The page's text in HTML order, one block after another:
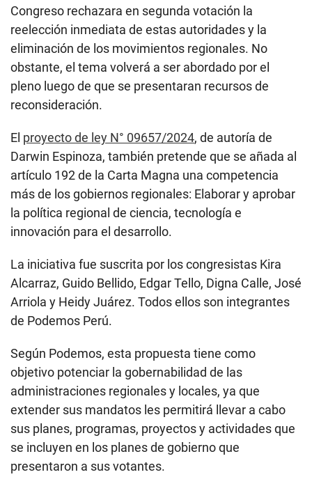
Congreso rechazara en segunda votación la
reelección inmediata de estas autoridades y la
eliminación de los movimientos regionales. No
obstante, el tema volverá a ser abordado por el
pleno luego de que se presentaran recursos de
reconsideración.
El proyecto de ley N° 09657/2024, de autoría de
Darwin Espinoza, también pretende que se añada al
artículo 192 de la Carta Magna una competencia
más de los gobiernos regionales: Elaborar y aprobar
la política regional de ciencia, tecnología e
innovación para el desarrollo.
La iniciativa fue suscrita por los congresistas Kira
Alcarraz, Guido Bellido, Edgar Tello, Digna Calle, José
Arriola y Heidy Juárez. Todos ellos son integrantes
de Podemos Perú.
Según Podemos, esta propuesta tiene como
objetivo potenciar la gobernabilidad de las
administraciones regionales y locales, ya que
extender sus mandatos les permitirá llevar a cabo
sus planes, programas, proyectos y actividades que
se incluyen en los planes de gobierno que
presentaron a sus votantes.